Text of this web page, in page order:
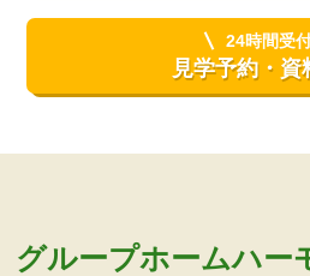
24時間受
見学予約・資
グループホームハー